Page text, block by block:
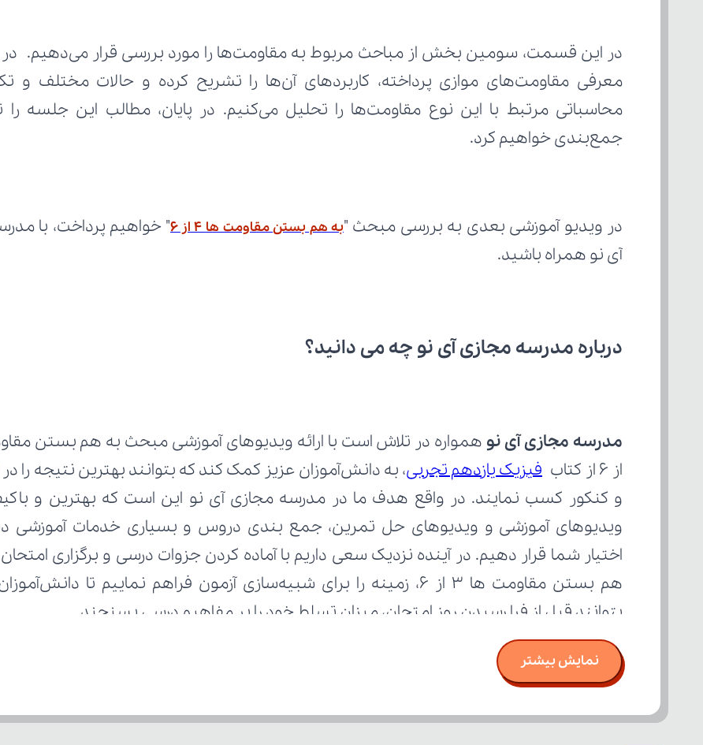
جمع‌بندی خواهیم کرد.
در ویدیو آموزشی بعدی به بررسی مبحث "به هم بستن مقاومت ها 4 از 6
آی نو همراه باشید.
درباره مدرسه مجازی آی نو چه می‌ دانید؟
مدرسه مجازی آی نو
از 6 از کتاب
فیزیک یازدهم تجربی
بتوانند قبل از فرا رسیدن روز امتحان، میزان تسلط خود را بر مفاهیم درسی بسنجند.
نمایش بیشتر